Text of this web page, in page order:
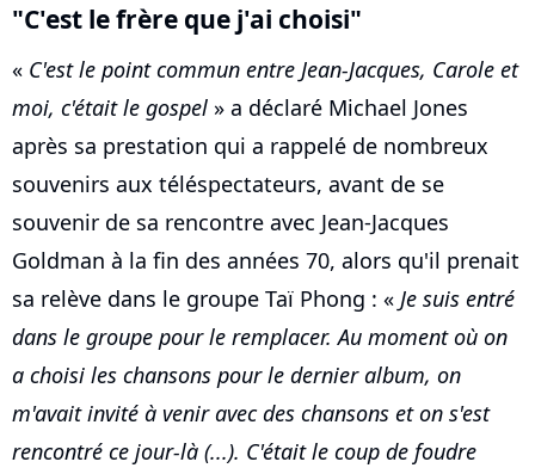
"C'est le frère que j'ai choisi"
« C'est le point commun entre Jean-Jacques, Carole et
moi, c'était le gospel » a déclaré Michael Jones
après sa prestation qui a rappelé de nombreux
souvenirs aux téléspectateurs, avant de se
souvenir de sa rencontre avec Jean-Jacques
Goldman à la fin des années 70, alors qu'il prenait
sa relève dans le groupe Taï Phong : « Je suis entré
dans le groupe pour le remplacer. Au moment où on
a choisi les chansons pour le dernier album, on
m'avait invité à venir avec des chansons et on s'est
rencontré ce jour-là (...). C'était le coup de foudre